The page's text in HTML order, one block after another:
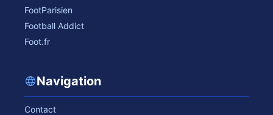
FootParisien
Football Addict
Foot.fr
Navigation
Contact